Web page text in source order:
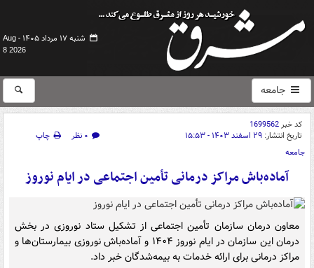
شنبه ۱۷ مرداد ۱۴۰۵ -
Aug
8 2026
جامعه
کد خبر1699562
تاریخ انتشار: ۲۹ اسفند ۱۴۰۳ - ۱۵:۵۳ ۰ نظر
چاپ
جامعه
آماده‌باش مراکز درمانی تأمین اجتماعی در ایام نوروز
معاون درمان سازمان تأمین اجتماعی از تشکیل ستاد نوروزی در بخش
درمان این سازمان در ایام نوروز ۱۴۰۴ و آماده‌باش نوروزی بیمارستان‌ها و
مراکز درمانی برای ارائه خدمات به بیمه‌شدگان خبر داد.